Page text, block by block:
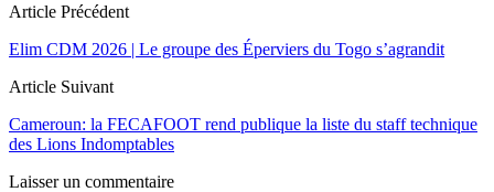
Article Précédent
Elim CDM 2026 | Le groupe des Éperviers du Togo s’agrandit
Article Suivant
Cameroun: la FECAFOOT rend publique la liste du staff technique
des Lions Indomptables
Laisser un commentaire